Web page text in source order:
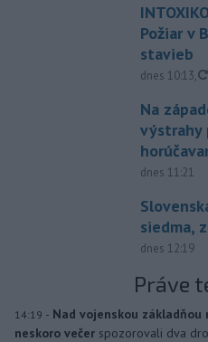
Požiar v
stavieb
dnes 10:13,
Na
výstrahy
dnes 11:21
siedma,
dnes 12:19
Práve
14:19 - Nad vojenskou
neskoro večer spozorovali dva